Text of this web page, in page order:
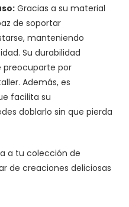
Gracias a su material
de soportar
manteniendo
Su durabilidad
preocuparte por
Además, es
facilita su
doblarlo sin que pierda
a tu colección de
de creaciones deliciosas